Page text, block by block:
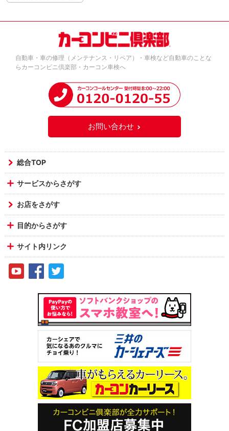
自動車・車の修理（メンテナンス・リペア）・車検など自動車のことな
らカーコンビニ倶楽部・カーコン車検へ
お問い合わせ
総合TOP
サービスからさがす
お店をさがす
目的からさがす
サイト内リンク